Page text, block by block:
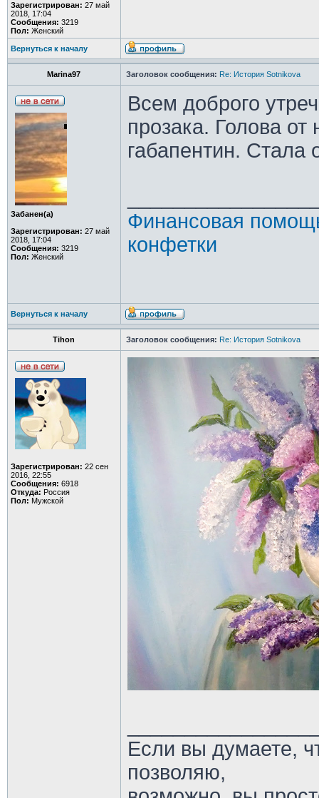
Зарегистрирован: 27 май
2018, 17:04
Сообщения: 3219
Пол: Женский
Вернуться к началу
Marina97 Заголовок сообщения: Re: История Sotnikova
Забанен(а)
Зарегистрирован: 27 май
2018, 17:04
Сообщения: 3219
Пол: Женский
Всем доброго
прозака. Голова
габапентин. Стала
Финансовая
конфетки
Вернуться к началу
Tihon Заголовок сообщения: Re: История Sotnikova
Зарегистрирован: 22 сен
2016, 22:55
Сообщения: 6918
Откуда: Россия
Пол: Мужской
Если вы думаете,
позволяю,